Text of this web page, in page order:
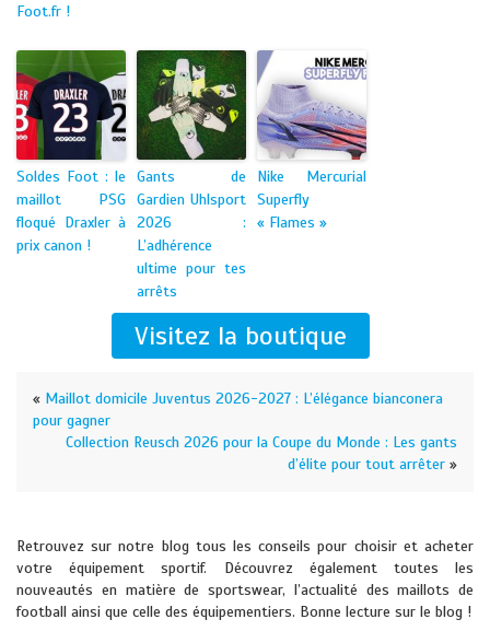
Foot.fr !
Soldes Foot : le
maillot PSG
floqué Draxler à
prix canon !
Gants de
Gardien Uhlsport
2026 :
L’adhérence
ultime pour tes
arrêts
Nike Mercurial
Superfly
« Flames »
Visitez la boutique
« Maillot domicile Juventus 2026-2027 : L’élégance bianconera
pour gagner
Collection Reusch 2026 pour la Coupe du Monde : Les gants
d’élite pour tout arrêter »
Retrouvez sur notre blog tous les conseils pour choisir et acheter
votre équipement sportif. Découvrez également toutes les
nouveautés en matière de sportswear, l’actualité des maillots de
football ainsi que celle des équipementiers. Bonne lecture sur le blog !